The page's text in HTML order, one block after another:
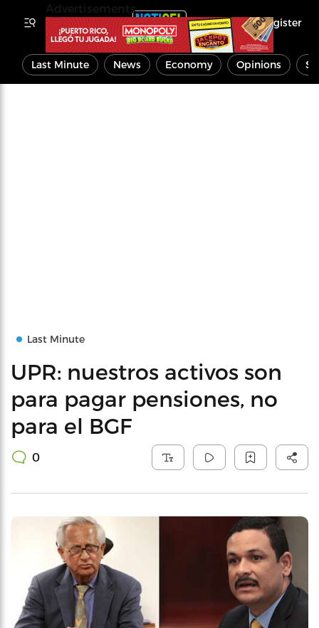
Register
Last Minute News Economy Opinions
Last Minute
UPR: nuestros activos son
para pagar pensiones, no
para el BGF
0
Advertisements